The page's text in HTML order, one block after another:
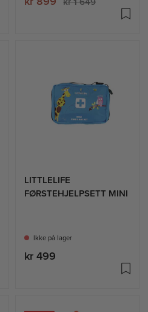
LITTLELIFE
FØRSTEHJELPSETT MINI
Ikke på lager
kr 499